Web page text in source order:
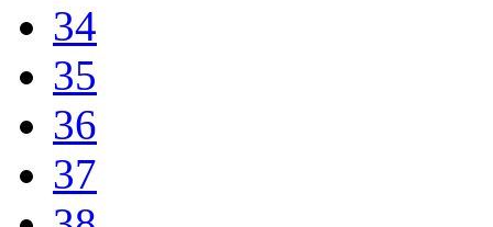
34
35
36
37